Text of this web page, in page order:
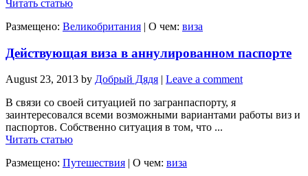
Читать статью
Размещено: Великобритания | О чем: виза
Действующая виза в аннулированном паспорте
August 23, 2013 by Добрый Дядя | Leave a comment
В связи со своей ситуацией по загранпаспорту, я
заинтересовался всеми возможными вариантами работы виз и
паспортов. Собственно ситуация в том, что ...
Читать статью
Размещено: Путешествия | О чем: виза